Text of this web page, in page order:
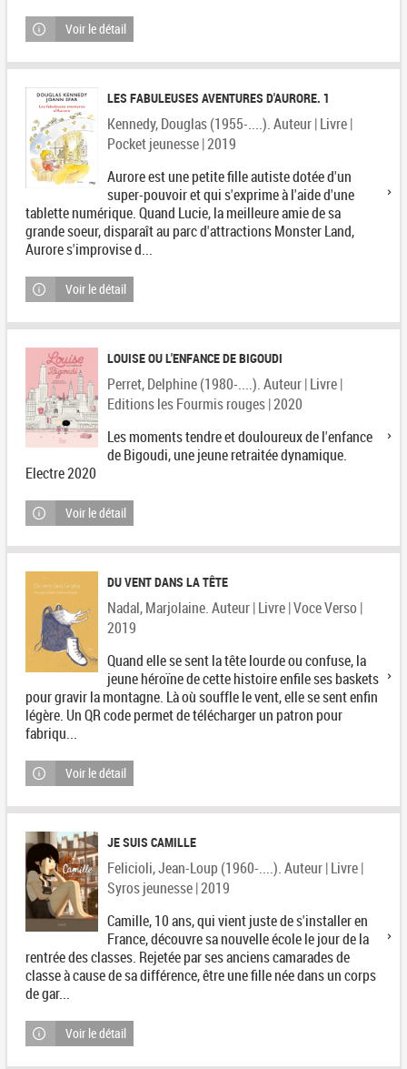
Voir le détail
LES FABULEUSES AVENTURES D'AURORE. 1
Kennedy, Douglas (1955-....). Auteur | Livre |
Pocket jeunesse | 2019
Aurore est une petite fille autiste dotée d'un
super-pouvoir et qui s'exprime à l'aide d'une
tablette numérique. Quand Lucie, la meilleure amie de sa
grande soeur, disparaît au parc d'attractions Monster Land,
Aurore s'improvise d...
Voir le détail
LOUISE OU L'ENFANCE DE BIGOUDI
Perret, Delphine (1980-....). Auteur | Livre |
Editions les Fourmis rouges | 2020
Les moments tendre et douloureux de l'enfance
de Bigoudi, une jeune retraitée dynamique.
Electre 2020
Voir le détail
DU VENT DANS LA TÊTE
Nadal, Marjolaine. Auteur | Livre | Voce Verso |
2019
Quand elle se sent la tête lourde ou confuse, la
jeune héroïne de cette histoire enfile ses baskets
pour gravir la montagne. Là où souffle le vent, elle se sent enfin
légère. Un QR code permet de télécharger un patron pour
fabriqu...
Voir le détail
JE SUIS CAMILLE
Felicioli, Jean-Loup (1960-....). Auteur | Livre |
Syros jeunesse | 2019
Camille, 10 ans, qui vient juste de s'installer en
France, découvre sa nouvelle école le jour de la
rentrée des classes. Rejetée par ses anciens camarades de
classe à cause de sa différence, être une fille née dans un corps
de gar...
Voir le détail